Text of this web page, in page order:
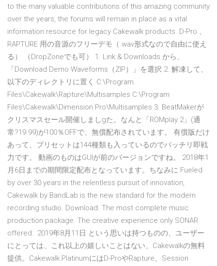
to the many valuable contributions of this amazing community
over the years, the forums will remain in place as a vital
information resource for legacy Cakewalk products. D-Pro 、
RAPTURE 用の音源のフリーデモ（.wav形式なので自由に使え
る） （DropZoneでも可） 1. Link & Downloads から、
「Download Demo Waveforms（ZIP）」を選択 2. 解凍して、
以下のディレクトリに置く C:\Program
Files\Cakewalk\Rapture\Multisamples C:\Program
Files\Cakewalk\Dimension Pro\Multisamples 3. BeatMakerが
クリスマスセール開催しましgた。なんと「ROMplay 2」(通
常?19.99)が100％OFFで、無償配布されています。 有償版だけ
あって、プリセットは144種類も入っているのでバッチリ即戦
力です。 動画のものはGUIが前のバージョンですね。 2018年1
月6日までの期間限定配布となっています。ちなみに Fueled
by over 30 years in the relentless pursuit of innovation,
Cakewalk by BandLab is the new standard for the modern
recording studio. Download. The most complete music
production package. The creative experience only SONAR
offered: 2019年8月11日 という思いは持つものの、ユーザー
にとっては、これ以上の嬉しいことはない、Cakewalkの無料
提供。Cakewalk PlatinumにはD-ProやRapture、Session